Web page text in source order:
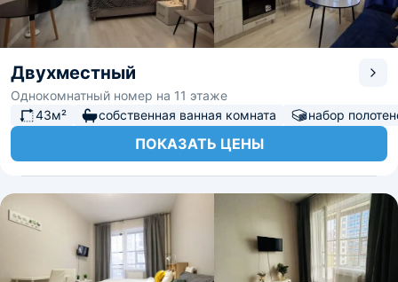
Двухместный
Однокомнатный номер на 11 этаже
43м²
собственная ванная комната набор
ПОКАЗАТЬ ЦЕНЫ